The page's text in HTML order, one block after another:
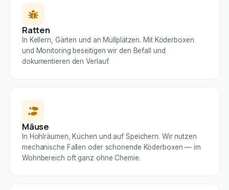
Ratten
In Kellern, Gärten und an Müllplätzen. Mit Köderboxen
und Monitoring beseitigen wir den Befall und
dokumentieren den Verlauf.
Mäuse
In Hohlräumen, Küchen und auf Speichern. Wir nutzen
mechanische Fallen oder schonende Köderboxen — im
Wohnbereich oft ganz ohne Chemie.